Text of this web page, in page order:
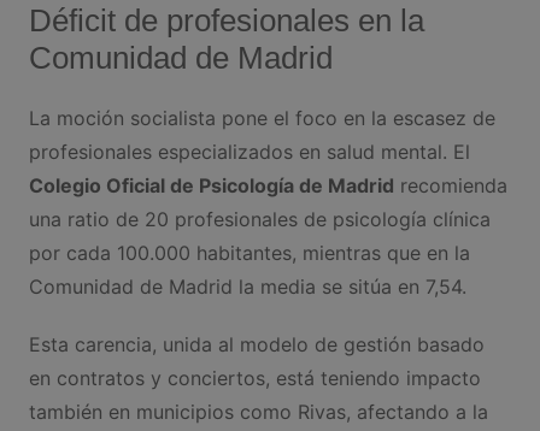
Déficit de profesionales en la
Comunidad de Madrid
La moción socialista pone el foco en la escasez de
profesionales especializados en salud mental. El
Colegio Oficial de Psicología de Madrid recomienda
una ratio de 20 profesionales de psicología clínica
por cada 100.000 habitantes, mientras que en la
Comunidad de Madrid la media se sitúa en 7,54.
Esta carencia, unida al modelo de gestión basado
en contratos y conciertos, está teniendo impacto
también en municipios como Rivas, afectando a la